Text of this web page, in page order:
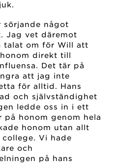
sörjande något
Jag vet däremot
talat om för Will att
direkt till
Det tär på
att jag inte
för alltid. Hans
och självständighet
ledde oss in i ett
på honom genom hela
honom utan allt
Vi hade
och
på hans